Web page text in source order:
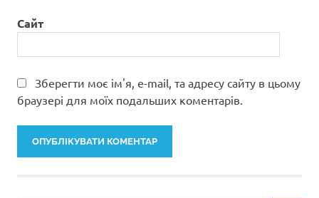
Сайт
Зберегти моє ім'я, e-mail, та адресу сайту в цьому
браузері для моїх подальших коментарів.